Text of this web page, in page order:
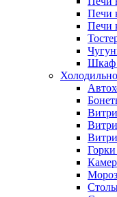
Печи
Печи
Шкаф